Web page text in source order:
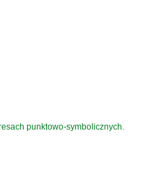
punktowo-symbolicznych.